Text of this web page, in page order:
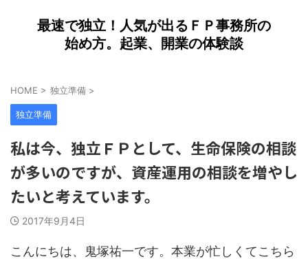
最速で独立！人気が出るＦＰ事務所の
始め方。起業、開業の体験談
HOME > 独立準備 >
独立準備
私は今、独立ＦＰとして、生命保険の相談
が多いのですが、資産運用の相談を増やし
たいと考えています。
2017年9月4日
こんにちは、鬼塚祐一です。本業が忙しくてこちら